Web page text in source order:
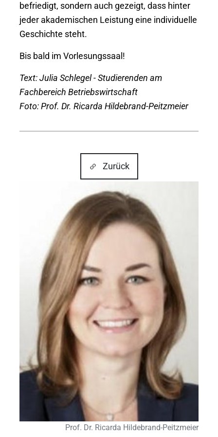
befriedigt, sondern auch gezeigt, dass hinter
jeder akademischen Leistung eine individuelle
Geschichte steht.
Bis bald im Vorlesungssaal!
Text: Julia Schlegel - Studierenden am
Fachbereich Betriebswirtschaft
Foto: Prof. Dr. Ricarda Hildebrand-Peitzmeier
Zurück
Show larger version for:
Prof. Dr. Ricarda Hildebrand-Peitzmeier